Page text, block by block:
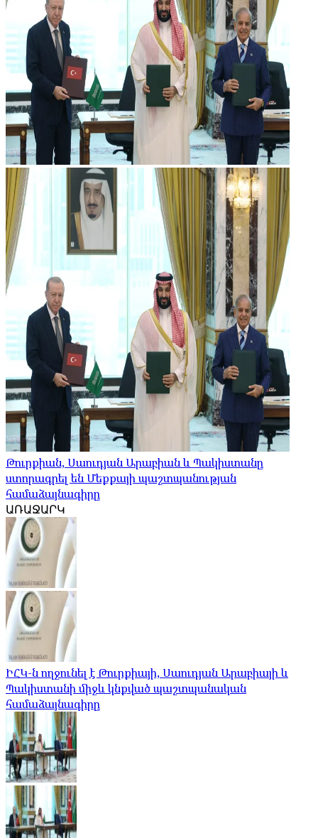
Թուրքիան, Սաուդյան Արաբիան և Պակիստանը
ստորագրել են Մեքքայի պաշտպանության
համաձայնագիրը
ԱՌԱՋԱՐԿ
ԻՀԿ-ն ողջունել է Թուրքիայի, Սաուդյան Արաբիայի և
Պակիստանի միջև կնքված պաշտպանական
համաձայնագիրը